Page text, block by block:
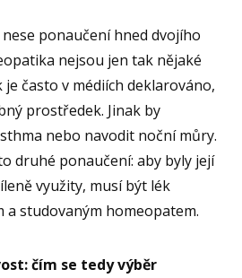
ponaučení hned dvojího
nejsou jen tak nějaké
je často v médiích deklarováno,
prostředek. Jinak by
nebo navodit noční můry.
druhé ponaučení: aby byly její
využity, musí být lék
a studovaným homeopatem.
čím se tedy výběr